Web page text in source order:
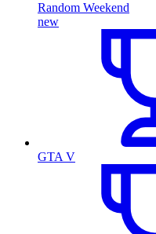
Random Weekend
new
GTA V